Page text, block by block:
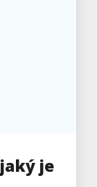
je